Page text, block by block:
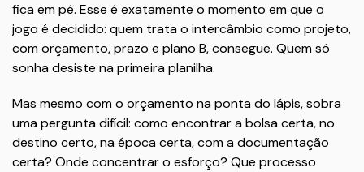
fica em pé. Esse é exatamente o momento em que o
jogo é decidido: quem trata o intercâmbio como projeto,
com orçamento, prazo e plano B, consegue. Quem só
sonha desiste na primeira planilha.
Mas mesmo com o orçamento na ponta do lápis, sobra
uma pergunta difícil: como encontrar a bolsa certa, no
destino certo, na época certa, com a documentação
certa? Onde concentrar o esforço? Que processo